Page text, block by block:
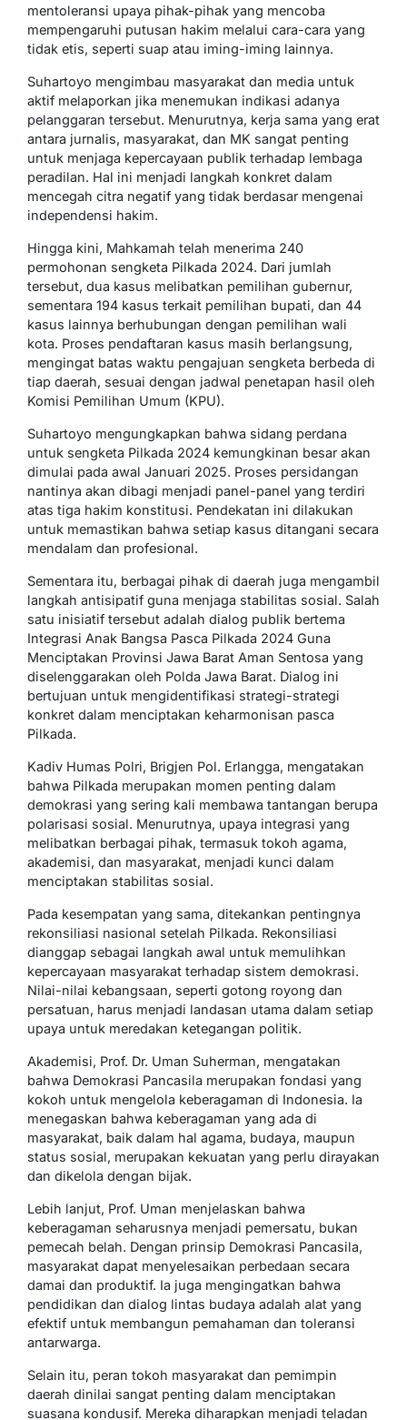
mentoleransi upaya pihak-pihak yang mencoba
mempengaruhi putusan hakim melalui cara-cara yang
tidak etis, seperti suap atau iming-iming lainnya.
Suhartoyo mengimbau masyarakat dan media untuk
aktif melaporkan jika menemukan indikasi adanya
pelanggaran tersebut. Menurutnya, kerja sama yang erat
antara jurnalis, masyarakat, dan MK sangat penting
untuk menjaga kepercayaan publik terhadap lembaga
peradilan. Hal ini menjadi langkah konkret dalam
mencegah citra negatif yang tidak berdasar mengenai
independensi hakim.
Hingga kini, Mahkamah telah menerima 240
permohonan sengketa Pilkada 2024. Dari jumlah
tersebut, dua kasus melibatkan pemilihan gubernur,
sementara 194 kasus terkait pemilihan bupati, dan 44
kasus lainnya berhubungan dengan pemilihan wali
kota. Proses pendaftaran kasus masih berlangsung,
mengingat batas waktu pengajuan sengketa berbeda di
tiap daerah, sesuai dengan jadwal penetapan hasil oleh
Komisi Pemilihan Umum (KPU).
Suhartoyo mengungkapkan bahwa sidang perdana
untuk sengketa Pilkada 2024 kemungkinan besar akan
dimulai pada awal Januari 2025. Proses persidangan
nantinya akan dibagi menjadi panel-panel yang terdiri
atas tiga hakim konstitusi. Pendekatan ini dilakukan
untuk memastikan bahwa setiap kasus ditangani secara
mendalam dan profesional.
Sementara itu, berbagai pihak di daerah juga mengambil
langkah antisipatif guna menjaga stabilitas sosial. Salah
satu inisiatif tersebut adalah dialog publik bertema
Integrasi Anak Bangsa Pasca Pilkada 2024 Guna
Menciptakan Provinsi Jawa Barat Aman Sentosa yang
diselenggarakan oleh Polda Jawa Barat. Dialog ini
bertujuan untuk mengidentifikasi strategi-strategi
konkret dalam menciptakan keharmonisan pasca
Pilkada.
Kadiv Humas Polri, Brigjen Pol. Erlangga, mengatakan
bahwa Pilkada merupakan momen penting dalam
demokrasi yang sering kali membawa tantangan berupa
polarisasi sosial. Menurutnya, upaya integrasi yang
melibatkan berbagai pihak, termasuk tokoh agama,
akademisi, dan masyarakat, menjadi kunci dalam
menciptakan stabilitas sosial.
Pada kesempatan yang sama, ditekankan pentingnya
rekonsiliasi nasional setelah Pilkada. Rekonsiliasi
dianggap sebagai langkah awal untuk memulihkan
kepercayaan masyarakat terhadap sistem demokrasi.
Nilai-nilai kebangsaan, seperti gotong royong dan
persatuan, harus menjadi landasan utama dalam setiap
upaya untuk meredakan ketegangan politik.
Akademisi, Prof. Dr. Uman Suherman, mengatakan
bahwa Demokrasi Pancasila merupakan fondasi yang
kokoh untuk mengelola keberagaman di Indonesia. Ia
menegaskan bahwa keberagaman yang ada di
masyarakat, baik dalam hal agama, budaya, maupun
status sosial, merupakan kekuatan yang perlu dirayakan
dan dikelola dengan bijak.
Lebih lanjut, Prof. Uman menjelaskan bahwa
keberagaman seharusnya menjadi pemersatu, bukan
pemecah belah. Dengan prinsip Demokrasi Pancasila,
masyarakat dapat menyelesaikan perbedaan secara
damai dan produktif. Ia juga mengingatkan bahwa
pendidikan dan dialog lintas budaya adalah alat yang
efektif untuk membangun pemahaman dan toleransi
antarwarga.
Selain itu, peran tokoh masyarakat dan pemimpin
daerah dinilai sangat penting dalam menciptakan
suasana kondusif. Mereka diharapkan menjadi teladan